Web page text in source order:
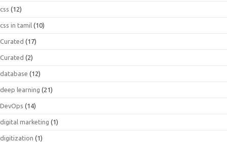
css (12)
css in tamil (10)
Curated (17)
Curated (2)
database (12)
deep learning (21)
DevOps (14)
digital marketing (1)
digitization (1)